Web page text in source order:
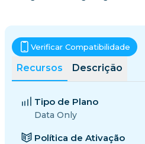
Recursos Descrição
Verificar Compatibilidade
Tipo de Plano
Data Only
Política de Ativação